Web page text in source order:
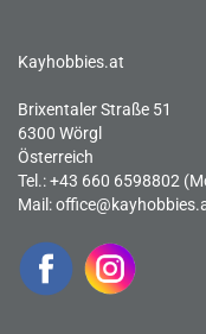
Kayhobbies.at
Brixentaler Straße 51
6300 Wörgl
Österreich
Tel.: +43 660 6598802
Mail: